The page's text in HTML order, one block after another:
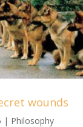
wounds
| Philosophy